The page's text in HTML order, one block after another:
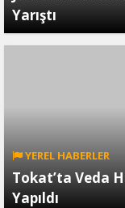
Yarıştı
YEREL HABERLER
Tokat’ta Veda
Yapıldı